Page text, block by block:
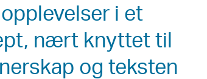
i et
nært knyttet til
og teksten